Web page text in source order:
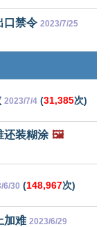
口禁令 2023/7/25
2023/7/4 (31,385次)
还装糊涂 🖼️
6/30 (148,967次)
加难 2023/6/29